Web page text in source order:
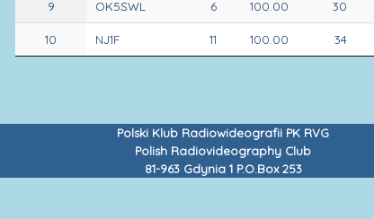
9 OK5SWL 6 100.00 30
10 NJ1F 11 100.00 34
Polski Klub Radiowideografii PK RVG
Polish Radiovideography Club
81-963 Gdynia 1 P.O.Box 253